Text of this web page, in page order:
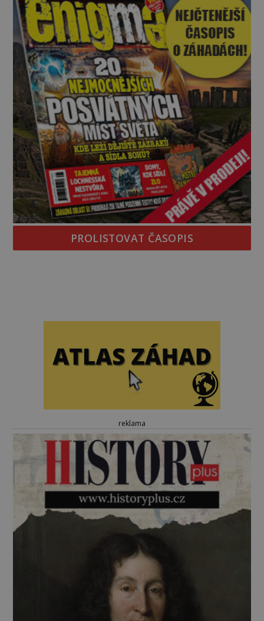
PROLISTOVAT ČASOPIS
reklama